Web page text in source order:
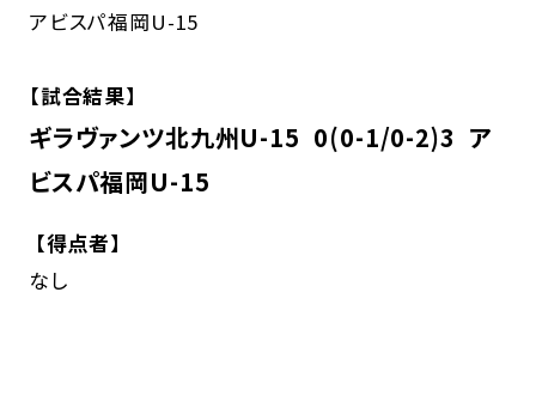
アビスパ福岡U-15
【試合結果】
ギラヴァンツ北九州U-15 0(0-1/0-2)3 ア
ビスパ福岡U-15
【得点者】
なし